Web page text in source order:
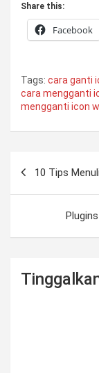
Share this:
Facebook
Tags: cara ganti
cara mengganti
mengganti icon
navigation
10 Tips